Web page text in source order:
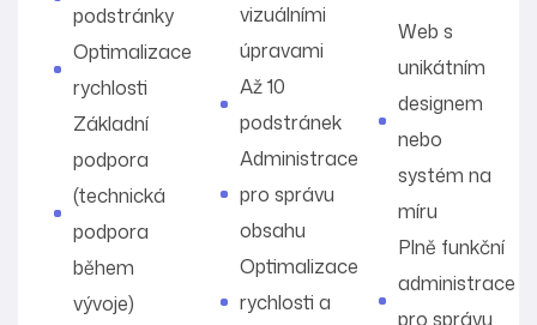
podstránky
Optimalizace
rychlosti
Základní
podpora
(technická
podpora
během
vývoje)
vizuálními
úpravami
Až 10
podstránek
Administrace
pro správu
obsahu
Optimalizace
rychlosti a
Web s
unikátním
designem
nebo
systém na
míru
Plně funkční
administrace
pro správu